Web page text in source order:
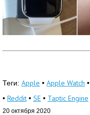
Теги: Apple • Apple Watch •
• Reddit • SE • Taptic Engine
20 октября 2020